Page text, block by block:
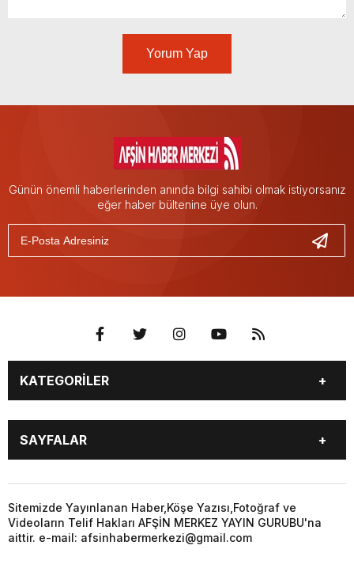
Yorum Yap
Günün önemli haberlerinden anında bilgi sahibi olmak istiyorsanız
eğer haber bültenine üye olun.
KATEGORİLER
EĞİTİM
EKONOMİ
GÜNCEL
SİYASET
YEREL HABERLER
KÜNYE
…
3. SAYFA
KÜLTÜR
SAYFALAR
GÜNCEL
ÖZEL HABER
SİYASET
YEREL HABERLER
KÜNYE
…
Sitemizde Yayınlanan Haber,Köşe Yazısı,Fotoğraf ve
Videoların Telif Hakları AFŞİN MERKEZ YAYIN GURUBU'na
aittir. e-mail: afsinhabermerkezi@gmail.com